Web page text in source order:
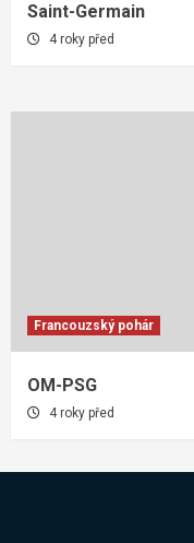
Saint-Germain
4 roky před
Francouzský pohár
OM-PSG
4 roky před